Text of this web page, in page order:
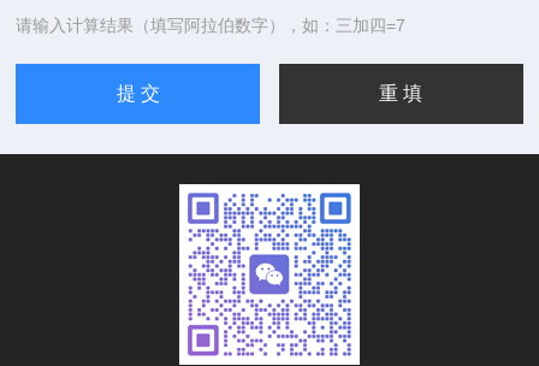
请输入计算结果（填写阿拉伯数字），如：三加四=7